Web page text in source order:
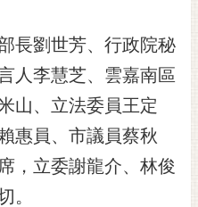
長劉世芳、行政院秘
人李慧芝、雲嘉南區
山、立法委員王定
惠員、市議員蔡秋
，立委謝龍介、林俊
。